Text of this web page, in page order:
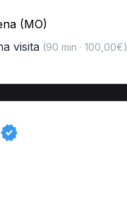
(MO)
visita(90 min · 100,00€)